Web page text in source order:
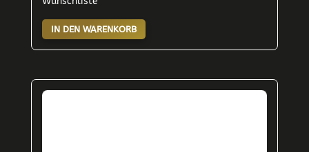
IN DEN WARENKORB